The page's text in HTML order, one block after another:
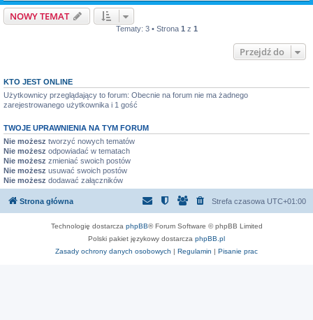
NOWY TEMAT
Tematy: 3 • Strona 1 z 1
Przejdź do
KTO JEST ONLINE
Użytkownicy przeglądający to forum: Obecnie na forum nie ma żadnego
zarejestrowanego użytkownika i 1 gość
TWOJE UPRAWNIENIA NA TYM FORUM
Nie możesz tworzyć nowych tematów
Nie możesz odpowiadać w tematach
Nie możesz zmieniać swoich postów
Nie możesz usuwać swoich postów
Nie możesz dodawać załączników
Strona główna Strefa czasowa UTC+01:00
Technologię dostarcza phpBB® Forum Software © phpBB Limited
Polski pakiet językowy dostarcza phpBB.pl
Zasady ochrony danych osobowych | Regulamin | Pisanie prac